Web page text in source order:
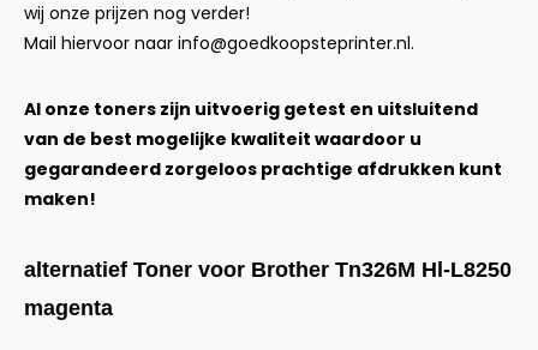
wij onze prijzen nog verder!
Mail hiervoor naar info@goedkoopsteprinter.nl.
Al onze toners zijn uitvoerig getest en uitsluitend
van de best mogelijke kwaliteit waardoor u
gegarandeerd zorgeloos prachtige afdrukken kunt
maken!
alternatief Toner voor Brother Tn326M Hl-L8250
magenta